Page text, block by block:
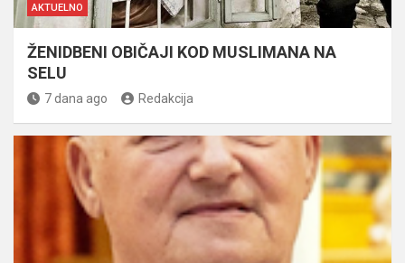
AKTUELNO
ŽENIDBENI OBIČAJI KOD MUSLIMANA NA
SELU
7 dana ago Redakcija